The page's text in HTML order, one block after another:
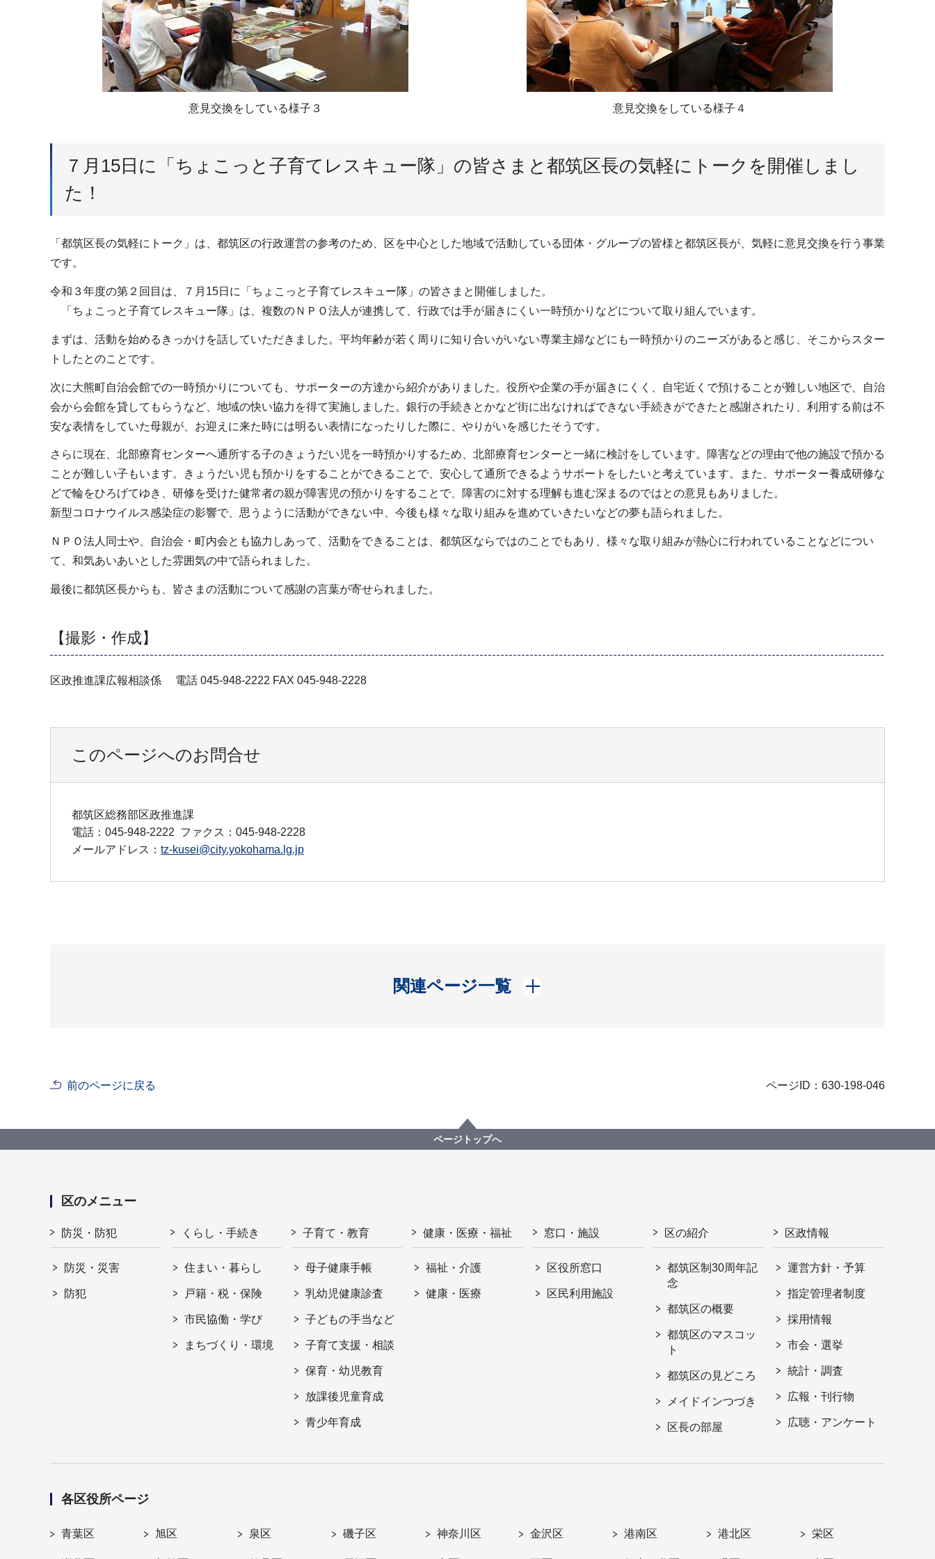
意見交換をしている様子３ 意見交換をしている様子４
７月15日に「ちょこっと子育てレスキュー隊」の皆さまと都筑区長の気軽にトークを開催しまし
た！
「都筑区長の気軽にトーク」は、都筑区の行政運営の参考のため、区を中心とした地域で活動している団体・グループの皆様と都筑区長が、気軽に意見交換を行う事業
です。
令和３年度の第２回目は、７月15日に「ちょこっと子育てレスキュー隊」の皆さまと開催しました。
「ちょこっと子育てレスキュー隊」は、複数のＮＰＯ法人が連携して、行政では手が届きにくい一時預かりなどについて取り組んでいます。
まずは、活動を始めるきっかけを話していただきました。平均年齢が若く周りに知り合いがいない専業主婦などにも一時預かりのニーズがあると感じ、そこからスター
トしたとのことです。
次に大熊町自治会館での一時預かりについても、サポーターの方達から紹介がありました。役所や企業の手が届きにくく、自宅近くで預けることが難しい地区で、自治
会から会館を貸してもらうなど、地域の快い協力を得て実施しました。銀行の手続きとかなど街に出なければできない手続きができたと感謝されたり、利用する前は不
安な表情をしていた母親が、お迎えに来た時には明るい表情になったりした際に、やりがいを感じたそうです。
さらに現在、北部療育センターへ通所する子のきょうだい児を一時預かりするため、北部療育センターと一緒に検討をしています。障害などの理由で他の施設で預かる
ことが難しい子もいます。きょうだい児も預かりをすることができることで、安心して通所できるようサポートをしたいと考えています。また、サポーター養成研修な
どで輪をひろげてゆき、研修を受けた健常者の親が障害児の預かりをすることで、障害のに対する理解も進む深まるのではとの意見もありました。
新型コロナウイルス感染症の影響で、思うように活動ができない中、今後も様々な取り組みを進めていきたいなどの夢も語られました。
ＮＰＯ法人同士や、自治会・町内会とも協力しあって、活動をできることは、都筑区ならではのことでもあり、様々な取り組みが熱心に行われていることなどについ
て、和気あいあいとした雰囲気の中で語られました。
最後に都筑区長からも、皆さまの活動について感謝の言葉が寄せられました。
【撮影・作成】
区政推進課広報相談係 電話 045-948-2222 FAX 045-948-2228
このページへのお問合せ
都筑区総務部区政推進課
電話：045-948-2222 ファクス：045-948-2228
メールアドレス： tz-kusei@city.yokohama.lg.jp
関連ページ一覧
開く
前のページに戻る ページID：630-198-046
ページトップへ
区のメニュー
防災・防犯
防災・災害
防犯
くらし・手続き
住まい・暮らし
戸籍・税・保険
市民協働・学び
まちづくり・環境
子育て・教育
母子健康手帳
乳幼児健康診査
子どもの手当など
子育て支援・相談
保育・幼児教育
放課後児童育成
青少年育成
健康・医療・福祉
福祉・介護
健康・医療
窓口・施設
区役所窓口
区民利用施設
区の紹介
都筑区制30周年記
念
都筑区の概要
都筑区のマスコッ
ト
都筑区の見どころ
メイドインつづき
区長の部屋
区政情報
運営方針・予算
指定管理者制度
採用情報
市会・選挙
統計・調査
広報・刊行物
広聴・アンケート
各区役所ページ
青葉区 旭区 泉区 磯子区 神奈川区 金沢区 港南区 港北区 栄区